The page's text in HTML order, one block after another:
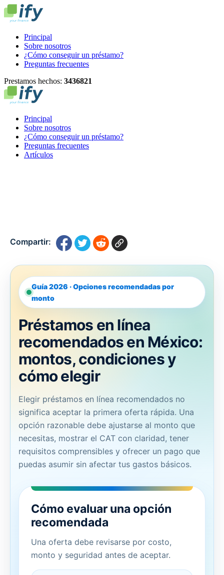
Principal
Sobre nosotros
¿Cómo conseguir un préstamo?
Preguntas frecuentes
Prestamos hechos: 3436821
Principal
Sobre nosotros
¿Cómo conseguir un préstamo?
Preguntas frecuentes
Artículos
Compartir:
Guía 2026 · Opciones recomendadas por
monto
Préstamos en línea
recomendados en México:
montos, condiciones y
cómo elegir
Elegir préstamos en línea recomendados no
significa aceptar la primera oferta rápida. Una
opción razonable debe ajustarse al monto que
necesitas, mostrar el CAT con claridad, tener
requisitos comprensibles y ofrecer un pago que
puedas asumir sin afectar tus gastos básicos.
Cómo evaluar una opción
recomendada
Una oferta debe revisarse por costo,
monto y seguridad antes de aceptar.